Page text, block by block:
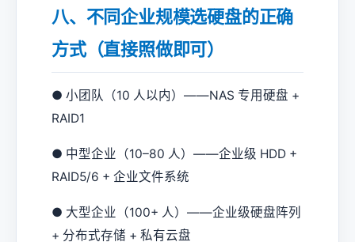
八、不同企业规模选硬盘的正确
方式（直接照做即可）
● 小团队（10 人以内）——NAS 专用硬盘 +
RAID1
● 中型企业（10–80 人）——企业级 HDD +
RAID5/6 + 企业文件系统
● 大型企业（100+ 人）——企业级硬盘阵列
+ 分布式存储 + 私有云盘